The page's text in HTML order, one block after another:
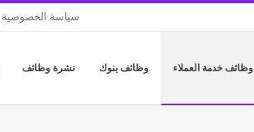
سياسة الخصوصية
نشرة وظائف وظائف بنوك وظائف خدمة العملاء